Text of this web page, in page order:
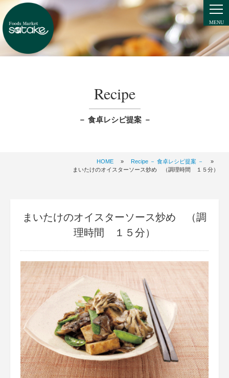
Recipe
－ 食卓レシピ提案 －
HOME » Recipe － 食卓レシピ提案 －
»
まいたけのオイスターソース炒め （調理時間 １５分）
まいたけのオイスターソース炒め （調
理時間 １５分）